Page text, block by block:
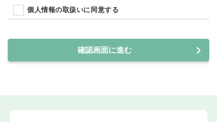
個人情報の取扱いに同意する
確認画面に進む